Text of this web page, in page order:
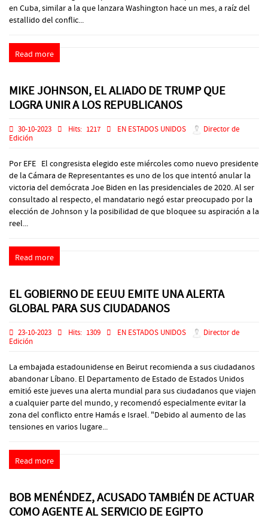
en Cuba, similar a la que lanzara Washington hace un mes, a raíz del
estallido del conflic...
Read more
MIKE JOHNSON, EL ALIADO DE TRUMP QUE
LOGRA UNIR A LOS REPUBLICANOS
30-10-2023 Hits: 1217 EN ESTADOS UNIDOS
Director de
Edición
Por EFE El congresista elegido este miércoles como nuevo presidente
de la Cámara de Representantes es uno de los que intentó anular la
victoria del demócrata Joe Biden en las presidenciales de 2020. Al ser
consultado al respecto, el mandatario negó estar preocupado por la
elección de Johnson y la posibilidad de que bloquee su aspiración a la
reel...
Read more
EL GOBIERNO DE EEUU EMITE UNA ALERTA
GLOBAL PARA SUS CIUDADANOS
23-10-2023 Hits: 1309 EN ESTADOS UNIDOS
Director de
Edición
La embajada estadounidense en Beirut recomienda a sus ciudadanos
abandonar Líbano. El Departamento de Estado de Estados Unidos
emitió este jueves una alerta mundial para sus ciudadanos que viajen
a cualquier parte del mundo, y recomendó especialmente evitar la
zona del conflicto entre Hamás e Israel. "Debido al aumento de las
tensiones en varios lugare...
Read more
BOB MENÉNDEZ, ACUSADO TAMBIÉN DE ACTUAR
COMO AGENTE AL SERVICIO DE EGIPTO